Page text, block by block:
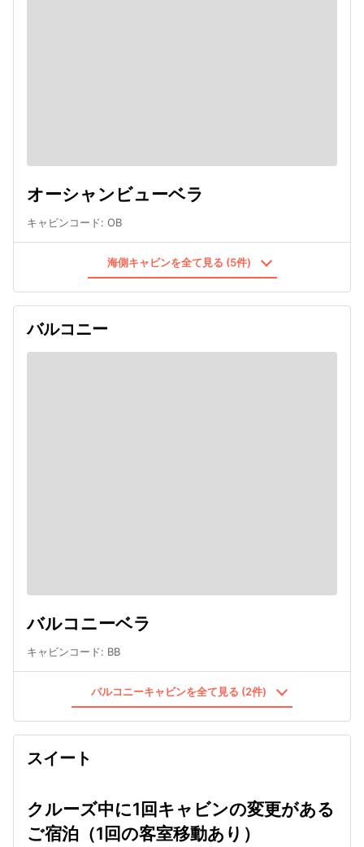
オーシャンビューベラ
キャビンコード: OB
海側キャビンを全て見る (5件)
バルコニー
バルコニーベラ
キャビンコード: BB
バルコニーキャビンを全て見る (2件)
スイート
クルーズ中に1回キャビンの変更がある
ご宿泊（1回の客室移動あり）